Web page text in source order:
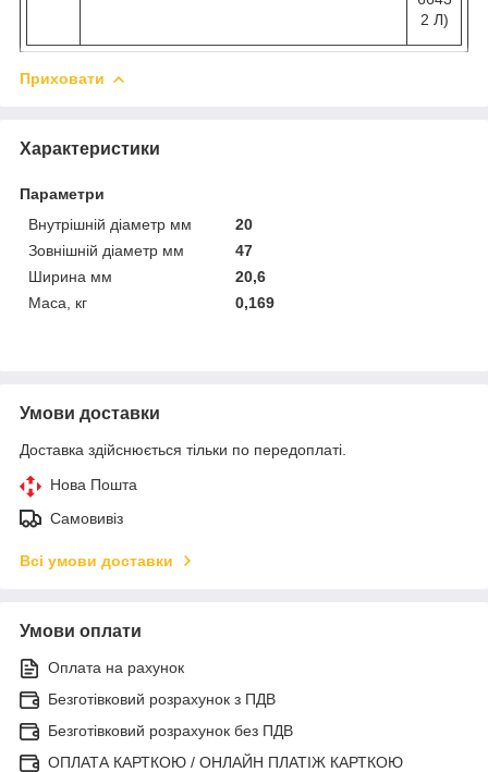
2 Л)
Приховати
Характеристики
Параметри
Внутрішній діаметр мм
20
Зовнішній діаметр мм
47
Ширина мм
20,6
Маса, кг
0,169
Умови доставки
Доставка здійснюється тільки по передоплаті.
Нова Пошта
Самовивіз
Всі умови доставки
Умови оплати
Оплата на рахунок
Безготівковий розрахунок з ПДВ
Безготівковий розрахунок без ПДВ
ОПЛАТА КАРТКОЮ / ОНЛАЙН ПЛАТІЖ КАРТКОЮ